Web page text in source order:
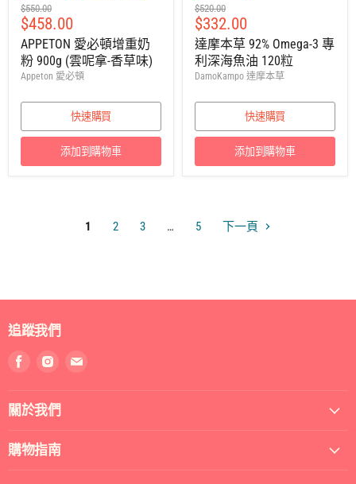
建
議
零
售
價
$550.00
售
價
$458.00
APPETON 愛必頓增重奶
粉 900g (雲呢拿-香草味)
Appeton 愛必頓
快速購買
添加到購物車
建
議
零
售
價
$520.00
售
價
$332.00
達摩本草 92% Omega-3 專
利深海魚油 120粒
DamoKampo 達摩本草
快速購買
添加到購物車
1 2 3 … 5 下一頁
追蹤我們
們
們
關於我們
購物指南